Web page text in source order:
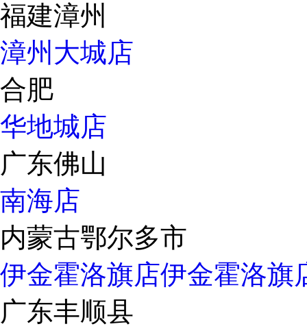
福建漳州
漳州大城店
合肥
华地城店
广东佛山
南海店
内蒙古鄂尔多市
伊金霍洛旗店伊金霍洛旗
广东丰顺县